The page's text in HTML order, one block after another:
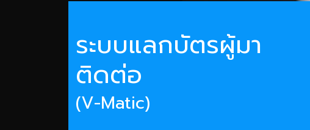
ระบบแลกบัตรผู้มา
ติดต่อ
(V-Matic)